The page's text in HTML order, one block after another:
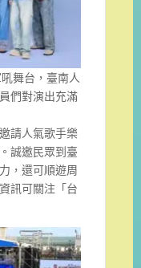
舞台，臺南人
們對演出充滿
請人氣歌手樂
誠邀民眾到臺
，還可順遊周
訊可關注「台